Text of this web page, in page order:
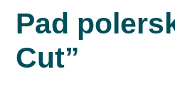
Pad
Cut”